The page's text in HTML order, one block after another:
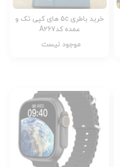
خرید باطری 5c های کپی تک و
عمده کدA267
موجود نیست